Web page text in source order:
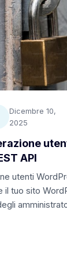
Dicembre 10,
2025
API
utenti
il tuo sito